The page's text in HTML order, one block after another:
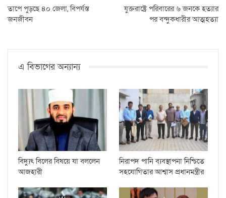
তাপে পুড়ছে ৪০ জেলা, বিপর্যস্ত
জনজীবন
যুক্তরাষ্ট্রে পরিবারের ৬ জনকে হত্যার
পর বন্দুকধারীর আত্মহত্যা
এ বিভাগের অন্যান্য
বিদ্যুৎ বিলের বিষয়ে যা বললেন
আজহারী
নিরাপদ পানি ব্যবস্থাপনা নিশ্চিতে
সহযোগিতার আশ্বাস প্রধানমন্ত্রীর